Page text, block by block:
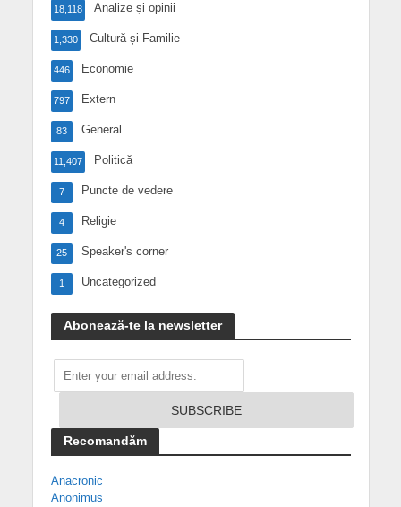
Analize și opinii
18,118
Cultură și Familie
1,330
Economie
446
Extern
797
General
83
Politică
11,407
Puncte de vedere
7
Religie
4
Speaker's corner
25
Uncategorized
1
Abonează-te la newsletter
Recomandăm
Anacronic
Anonimus